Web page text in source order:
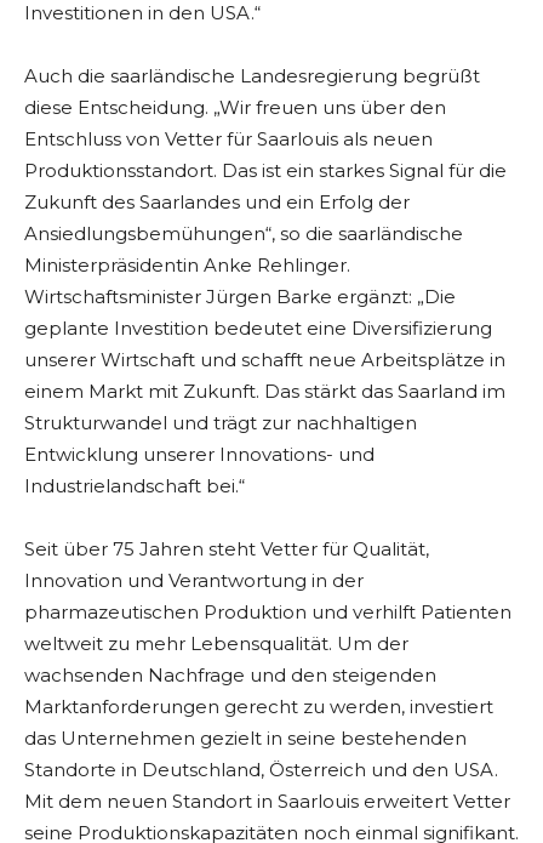
Investitionen in den USA.“
Auch die saarländische Landesregierung begrüßt
diese Entscheidung. „Wir freuen uns über den
Entschluss von Vetter für Saarlouis als neuen
Produktionsstandort. Das ist ein starkes Signal für die
Zukunft des Saarlandes und ein Erfolg der
Ansiedlungsbemühungen“, so die saarländische
Ministerpräsidentin Anke Rehlinger.
Wirtschaftsminister Jürgen Barke ergänzt: „Die
geplante Investition bedeutet eine Diversifizierung
unserer Wirtschaft und schafft neue Arbeitsplätze in
einem Markt mit Zukunft. Das stärkt das Saarland im
Strukturwandel und trägt zur nachhaltigen
Entwicklung unserer Innovations- und
Industrielandschaft bei.“
Seit über 75 Jahren steht Vetter für Qualität,
Innovation und Verantwortung in der
pharmazeutischen Produktion und verhilft Patienten
weltweit zu mehr Lebensqualität. Um der
wachsenden Nachfrage und den steigenden
Marktanforderungen gerecht zu werden, investiert
das Unternehmen gezielt in seine bestehenden
Standorte in Deutschland, Österreich und den USA.
Mit dem neuen Standort in Saarlouis erweitert Vetter
seine Produktionskapazitäten noch einmal signifikant.